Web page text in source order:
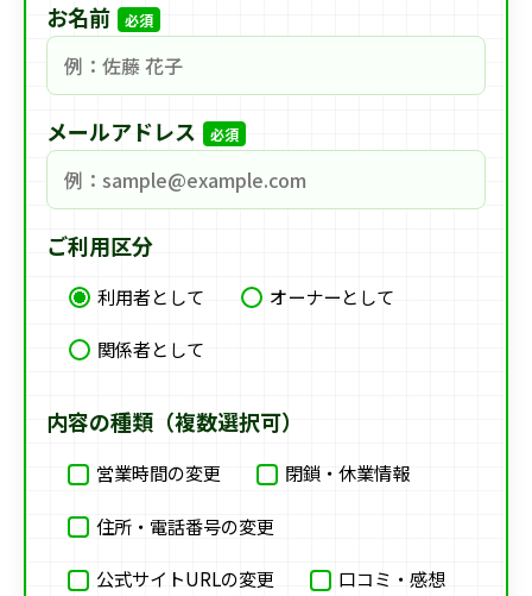
お名前 必須
メールアドレス 必須
ご利用区分
利用者として
オーナーとして
関係者として
内容の種類（複数選択可）
営業時間の変更 閉鎖・休業情報
住所・電話番号の変更
公式サイトURLの変更 口コミ・感想